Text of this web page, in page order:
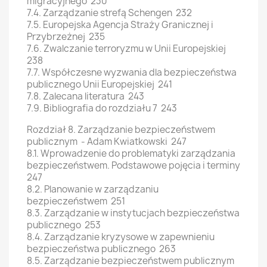
7.4. Zarządzanie strefą Schengen 232
7.5. Europejska Agencja Straży Granicznej i
Przybrzeżnej 235
7.6. Zwalczanie terroryzmu w Unii Europejskiej
238
7.7. Współczesne wyzwania dla bezpieczeństwa
publicznego Unii Europejskiej 241
7.8. Zalecana literatura 243
7.9. Bibliografia do rozdziału 7 243
Rozdział 8. Zarządzanie bezpieczeństwem
publicznym - Adam Kwiatkowski 247
8.1. Wprowadzenie do problematyki zarządzania
bezpieczeństwem. Podstawowe pojęcia i terminy
247
8.2. Planowanie w zarządzaniu
bezpieczeństwem 251
8.3. Zarządzanie w instytucjach bezpieczeństwa
publicznego 253
8.4. Zarządzanie kryzysowe w zapewnieniu
bezpieczeństwa publicznego 263
8.5. Zarządzanie bezpieczeństwem publicznym